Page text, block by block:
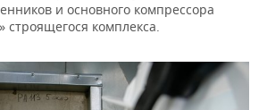
и основного компрессора
строящегося комплекса.